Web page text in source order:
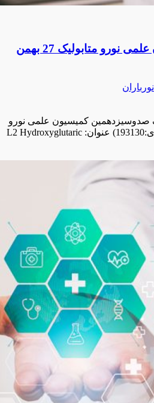
صدوسیزدهمین کمیسیون علمی نورو متابولیک 27 بهمن
صدوسیزدهمین کمیسیون علمی نورو
متابولیک (دارای امتیاز بازآموزی:193130) عنوان: L2 Hydroxyglutaric